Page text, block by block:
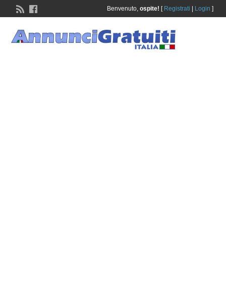
Benvenuto, ospite! [ Registrati Login ]